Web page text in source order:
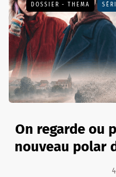
DOSSIER - THEMA
On regarde ou
nouveau polar